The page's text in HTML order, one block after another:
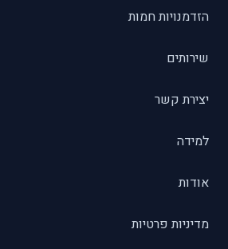
הזדמנויות חמות
שירותים
יצירת קשר
למידה
אודות
מדיניות פרטיות